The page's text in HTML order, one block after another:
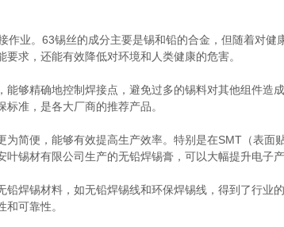
业。63锡丝的成分主要是锡和铅的合金，但随着对健
求，还能有效降低对环境和人类健康的危害。
够精确地控制焊接点，避免过多的锡料对其他组件造
准，是各大厂商的推荐产品。
简便，能够有效提高生产效率。特别是在SMT（表面
锡材有限公司生产的无铅焊锡膏，可以大幅提升电子产
焊锡材料，如无铅焊锡线和环保焊锡线，得到了行业
可靠性。